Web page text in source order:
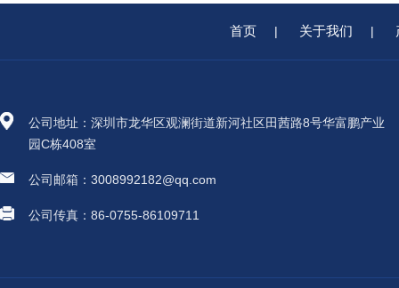
首页 | 关于我们 |
公司地址：深圳市龙华区观澜街道新河社区田茜路8号华富鹏产业
园C栋408室
公司邮箱：3008992182@qq.com
公司传真：86-0755-86109711